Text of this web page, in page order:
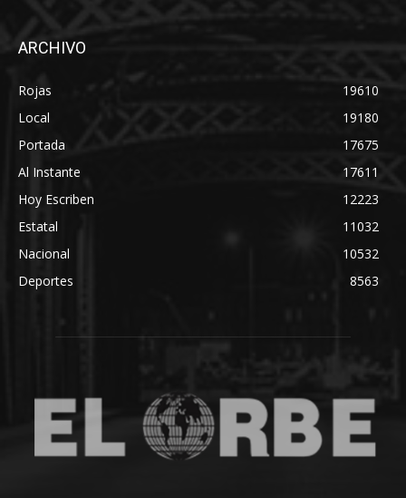
ARCHIVO
Rojas
19610
Local
19180
Portada
17675
Al Instante
17611
Hoy Escriben
12223
Estatal
11032
Nacional
10532
Deportes
8563